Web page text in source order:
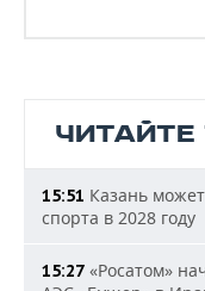
15:51 Казань
спорта в 2028 году
15:27 «Росатом»